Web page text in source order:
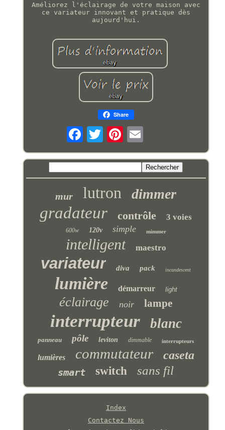
Améliorez l'éclairage de votre maison avec
ce variateur innovant et pratique dès
aujourd'hui.
Share
mur lutron dimmer
gradateur contrôle 3 voies
600w 120v simple mimmer
intelligent maestro
variateur diva pack incandescent
lumière démarreur light
éclairage noir lampe
interrupteur blanc
panneau pôle leviton dimmable interrupteurs
lumières commutateur caseta
smart switch sans fil
Index
Contactez Nous